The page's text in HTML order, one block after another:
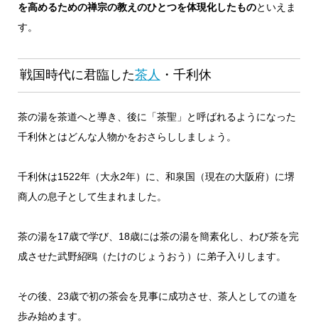
を高めるための禅宗の教えのひとつを体現化したものといえま
す。
戦国時代に君臨した茶人 ・千利休
茶の湯を茶道へと導き、後に「茶聖」と呼ばれるようになった
千利休とはどんな人物かをおさらししましょう。
千利休は1522年（大永2年）に、和泉国（現在の大阪府）に堺
商人の息子として生まれました。
茶の湯を17歳で学び、18歳には茶の湯を簡素化し、わび茶を完
成させた武野紹鴎（たけのじょうおう）に弟子入りします。
その後、23歳で初の茶会を見事に成功させ、茶人としての道を
歩み始めます。